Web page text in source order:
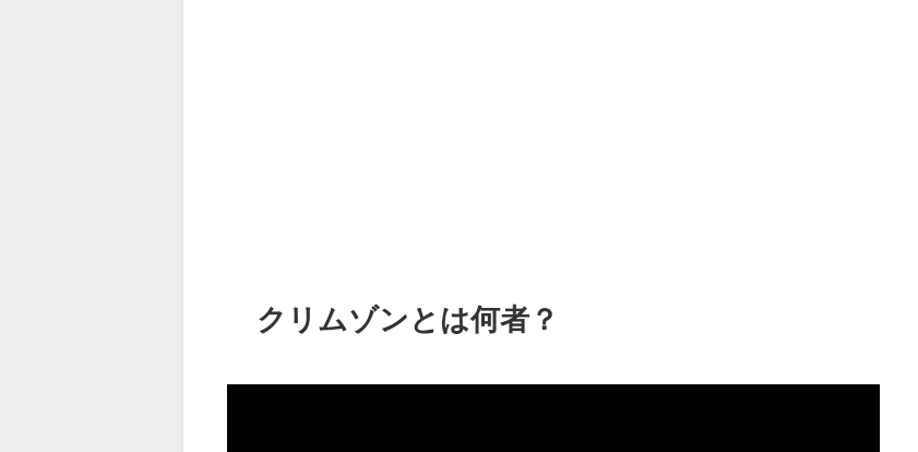
クリムゾンとは何者？